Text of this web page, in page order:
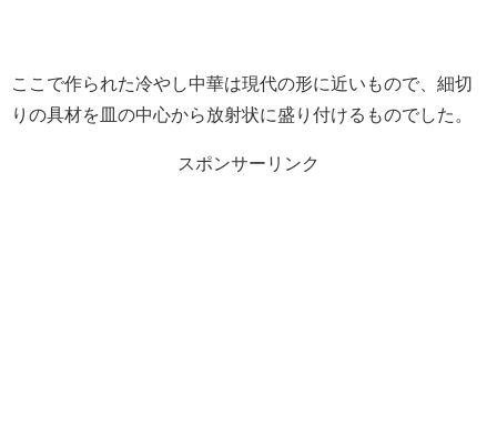
ここで作られた冷やし中華は現代の形に近いもので、細切
りの具材を皿の中心から放射状に盛り付けるものでした。
スポンサーリンク